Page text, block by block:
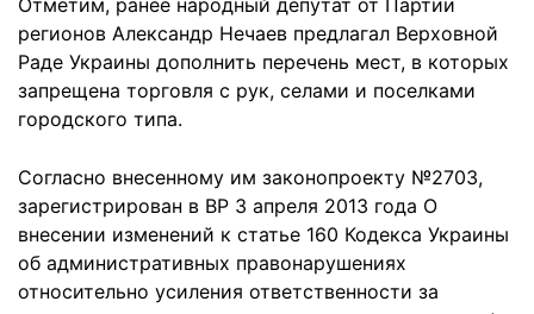
Отметим, ранее народный депутат от Партии
регионов Александр Нечаев предлагал Верховной
Раде Украины дополнить перечень мест, в которых
запрещена торговля с рук, селами и поселками
городского типа.
Согласно внесенному им законопроекту №2703,
зарегистрирован в ВР 3 апреля 2013 года О
внесении изменений к статье 160 Кодекса Украины
об административных правонарушениях
относительно усиления ответственности за